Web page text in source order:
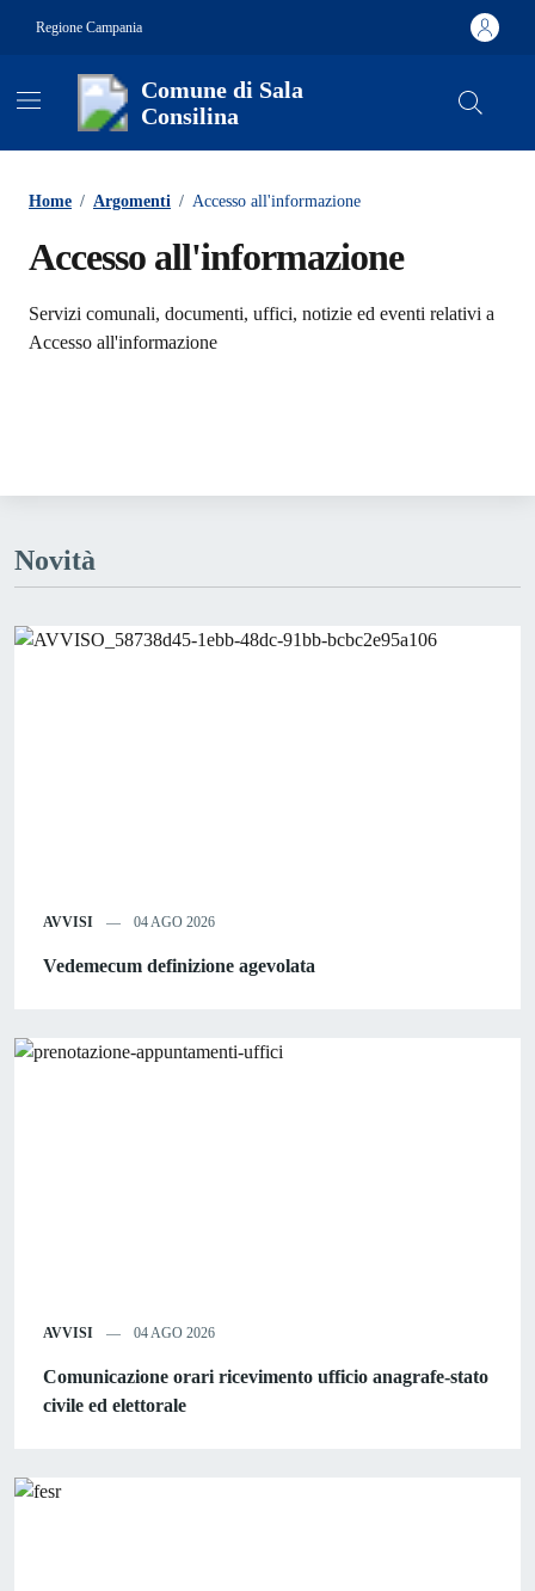
Regione Campania
Comune di Sala
Consilina
Home / Argomenti / Accesso all'informazione
Accesso all'informazione
Dettagli dell'argomento
Servizi comunali, documenti, uffici, notizie ed eventi relativi a
Accesso all'informazione
Novità
AVVISI 04 AGO 2026
Vedemecum definizione agevolata
AVVISI 04 AGO 2026
Comunicazione orari ricevimento ufficio anagrafe-stato
civile ed elettorale